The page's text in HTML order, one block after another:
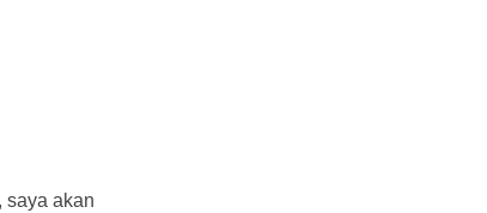
saya akan